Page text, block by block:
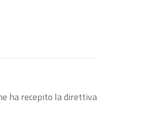
ha recepito la direttiva